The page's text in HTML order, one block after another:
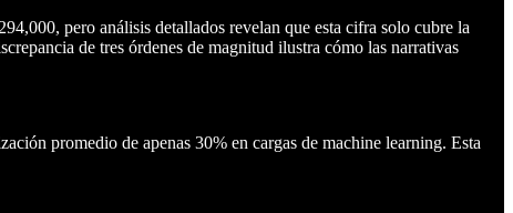
pero análisis detallados revelan que esta cifra solo cubre la
de tres órdenes de magnitud ilustra cómo las narrativas
promedio de apenas 30% en cargas de machine learning. Esta